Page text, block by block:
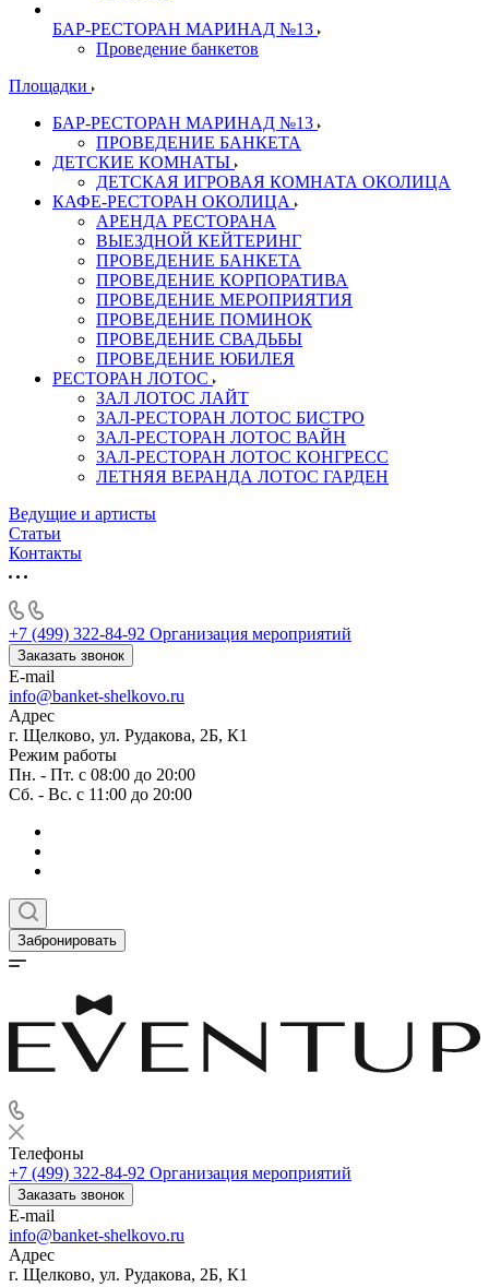
БАР-РЕСТОРАН МАРИНАД №13
Проведение банкетов
Площадки
БАР-РЕСТОРАН МАРИНАД №13
ПРОВЕДЕНИЕ БАНКЕТА
ДЕТСКИЕ КОМНАТЫ
ДЕТСКАЯ ИГРОВАЯ КОМНАТА ОКОЛИЦА
КАФЕ-РЕСТОРАН ОКОЛИЦА
АРЕНДА РЕСТОРАНА
ВЫЕЗДНОЙ КЕЙТЕРИНГ
ПРОВЕДЕНИЕ БАНКЕТА
ПРОВЕДЕНИЕ КОРПОРАТИВА
ПРОВЕДЕНИЕ МЕРОПРИЯТИЯ
ПРОВЕДЕНИЕ ПОМИНОК
ПРОВЕДЕНИЕ СВАДЬБЫ
ПРОВЕДЕНИЕ ЮБИЛЕЯ
РЕСТОРАН ЛОТОС
ЗАЛ ЛОТОС ЛАЙТ
ЗАЛ-РЕСТОРАН ЛОТОС БИСТРО
ЗАЛ-РЕСТОРАН ЛОТОС ВАЙН
ЗАЛ-РЕСТОРАН ЛОТОС КОНГРЕСС
ЛЕТНЯЯ ВЕРАНДА ЛОТОС ГАРДЕН
Ведущие и артисты
Статьи
Контакты
+7 (499) 322-84-92 Организация мероприятий
Заказать звонок
E-mail
info@banket-shelkovo.ru
Адрес
г. Щелково, ул. Рудакова, 2Б, К1
Режим работы
Пн. - Пт. с 08:00 до 20:00
Сб. - Вс. с 11:00 до 20:00
Забронировать
Телефоны
+7 (499) 322-84-92 Организация мероприятий
Заказать звонок
E-mail
info@banket-shelkovo.ru
Адрес
г. Щелково, ул. Рудакова, 2Б, К1